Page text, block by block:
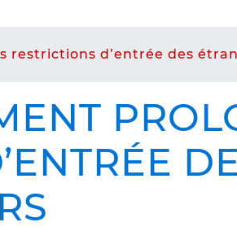
restrictions d’entrée des